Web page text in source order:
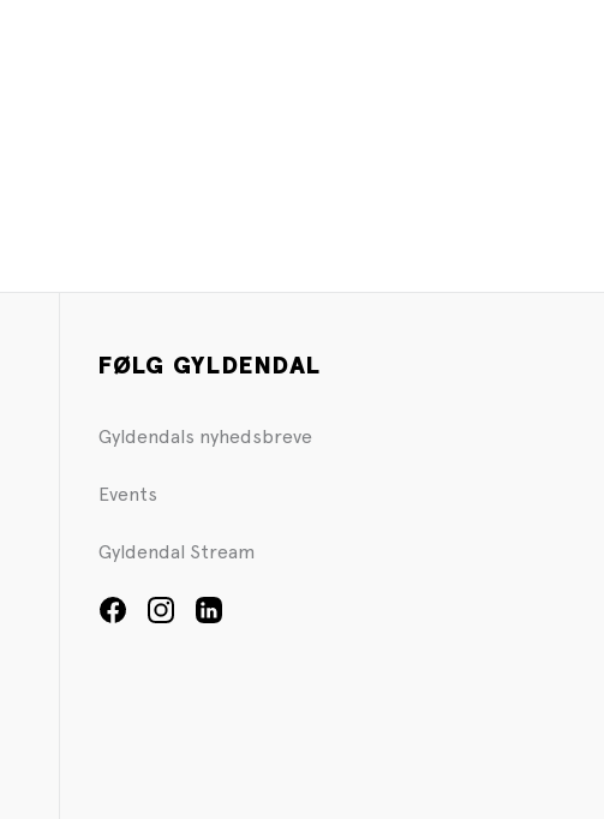
FØLG GYLDENDAL
Gyldendals nyhedsbreve
Events
Gyldendal Stream